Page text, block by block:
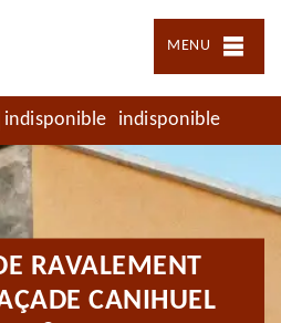
MENU
indisponible indisponible
RAVALEMENT
CANIHUEL